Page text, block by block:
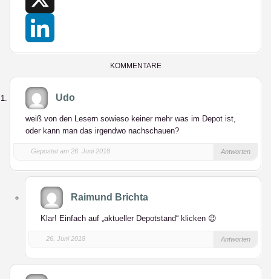
KOMMENTARE
Udo
weiß von den Lesern sowieso keiner mehr was im Depot ist,
oder kann man das irgendwo nachschauen?
Gepostet am 26. Juni 2018 Antworten
Raimund Brichta
Klar! Einfach auf „aktueller Depotstand“ klicken 😉
26. Juni 2018 Antworten